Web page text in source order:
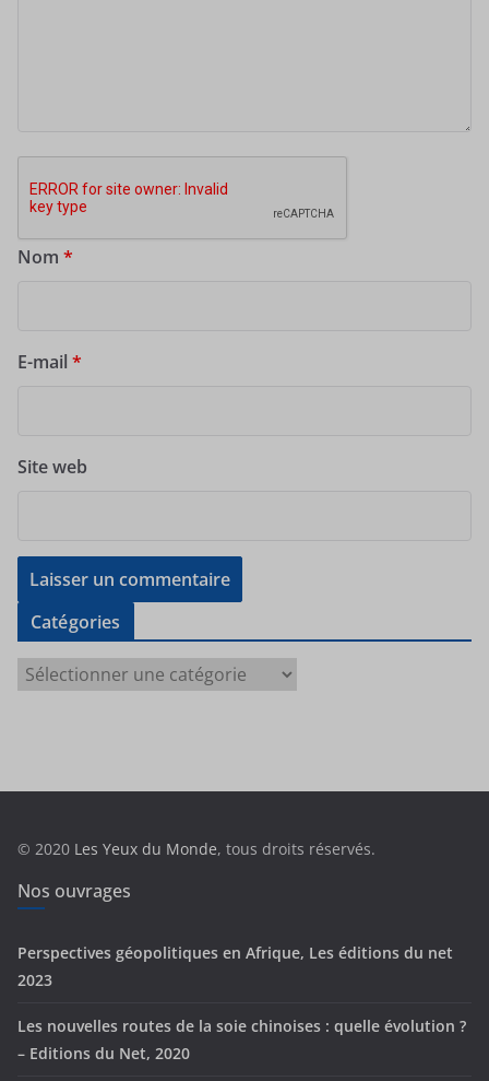
Nom *
E-mail *
Site web
Catégories
a
e
s
© 2020 Les Yeux du Monde, tous droits réservés.
Nos ouvrages
Perspectives géopolitiques en Afrique, Les éditions du net
2023
Les nouvelles routes de la soie chinoises : quelle évolution ?
– Editions du Net, 2020